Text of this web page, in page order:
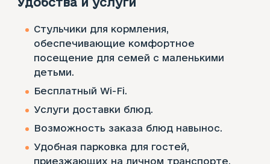
Стульчики для кормления,
обеспечивающие комфортное
посещение для семей с маленькими
детьми.
Бесплатный Wi-Fi.
Услуги доставки блюд.
Возможность заказа блюд навынос.
Удобная парковка для гостей,
приезжающих на личном транспорте.